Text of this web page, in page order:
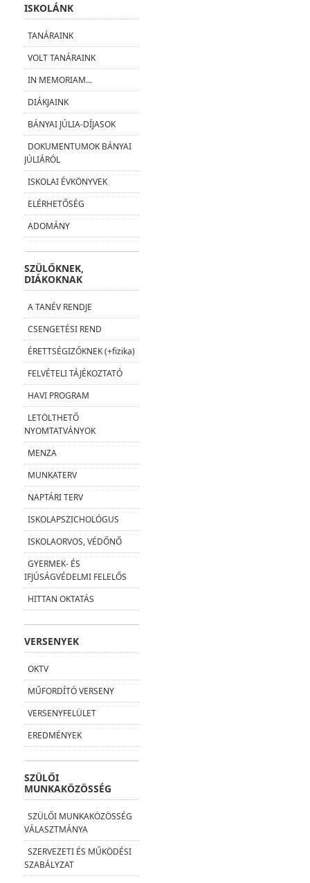
ISKOLÁNK
TANÁRAINK
VOLT TANÁRAINK
IN MEMORIAM...
DIÁKJAINK
BÁNYAI JÚLIA-DÍJASOK
DOKUMENTUMOK BÁNYAI
JÚLIÁRÓL
ISKOLAI ÉVKÖNYVEK
ELÉRHETŐSÉG
ADOMÁNY
SZÜLŐKNEK,
DIÁKOKNAK
A TANÉV RENDJE
CSENGETÉSI REND
ÉRETTSÉGIZŐKNEK (+fizika)
FELVÉTELI TÁJÉKOZTATÓ
HAVI PROGRAM
LETÖLTHETŐ
NYOMTATVÁNYOK
MENZA
MUNKATERV
NAPTÁRI TERV
ISKOLAPSZICHOLÓGUS
ISKOLAORVOS, VÉDŐNŐ
GYERMEK- ÉS
IFJÚSÁGVÉDELMI FELELŐS
HITTAN OKTATÁS
VERSENYEK
OKTV
MŰFORDÍTÓ VERSENY
VERSENYFELÜLET
EREDMÉNYEK
SZÜLŐI
MUNKAKÖZÖSSÉG
SZÜLŐI MUNKAKÖZÖSSÉG
VÁLASZTMÁNYA
SZERVEZETI ÉS MŰKÖDÉSI
SZABÁLYZAT